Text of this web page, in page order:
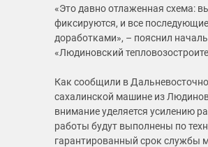
«Это давно отлаженная схема:
фиксируются, и все
доработками», – пояснил
«Людиновский
Как сообщили в
сахалинской машине из
внимание уделяется усилению
работы будут выполнены по
гарантированный срок службы